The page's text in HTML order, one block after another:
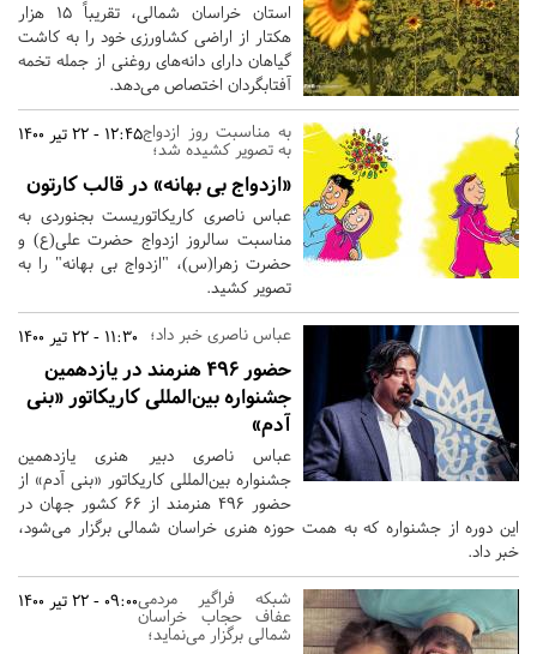
استان خراسان شمالی، تقریباً ۱۵ هزار
هکتار از اراضی کشاورزی خود را به کاشت
گیاهان دارای دانه‌های روغنی از جمله تخمه
آفتابگردان اختصاص می‌دهد.
12:45 - 22 تیر 1400به مناسبت روز ازدواج
به تصویر کشیده شد؛
«ازدواج بی بهانه» در قالب کارتون
عباس ناصری کاریکاتوریست بجنوردی به
مناسبت سالروز ازدواج حضرت علی(ع) و
حضرت زهرا(س)، "ازدواج بی بهانه" را به
تصویر کشید.
11:30 - 22 تیر 1400 عباس ناصری خبر داد؛
حضور ۴۹۶ هنرمند در یازدهمین
جشنواره بین‌المللی کاریکاتور «بنی
آدم»
عباس ناصری دبیر هنری یازدهمین
جشنواره بین‌المللی کاریکاتور «بنی آدم» از
حضور ۴۹۶ هنرمند از ۶۶ کشور جهان در
این دوره از جشنواره که به همت حوزه هنری خراسان شمالی برگزار می‌شود،
خبر داد.
09:00 - 22 تیر 1400شبکه فراگیر مردمی
عفاف حجاب خراسان
شمالی برگزار می‌نماید؛